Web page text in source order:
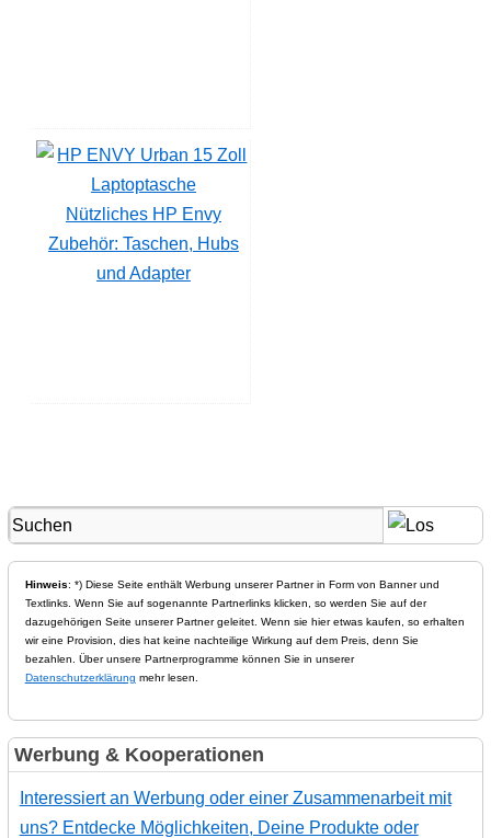
Nützliches HP Envy
Zubehör: Taschen, Hubs
und Adapter
Hinweis: *) Diese Seite enthält Werbung unserer Partner in Form von Banner und
Textlinks. Wenn Sie auf sogenannte Partnerlinks klicken, so werden Sie auf der
dazugehörigen Seite unserer Partner geleitet. Wenn sie hier etwas kaufen, so erhalten
wir eine Provision, dies hat keine nachteilige Wirkung auf dem Preis, denn Sie
bezahlen. Über unsere Partnerprogramme können Sie in unserer
Datenschutzerklärung mehr lesen.
Werbung & Kooperationen
Interessiert an Werbung oder einer Zusammenarbeit mit
uns? Entdecke Möglichkeiten, Deine Produkte oder